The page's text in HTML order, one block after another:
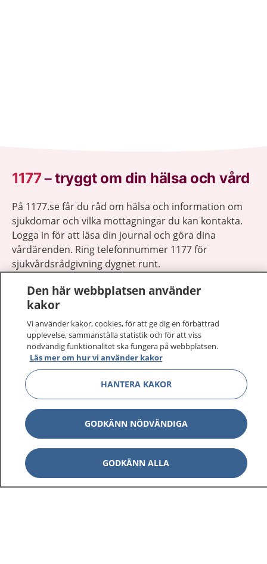
1177–tryggt om din hälsa och vård
På 1177.se får du råd om hälsa och information om
sjukdomar och vilka mottagningar du kan kontakta.
Logga in för att läsa din journal och göra dina
vårdärenden. Ring telefonnummer 1177 för
sjukvårdsrådgivning dygnet runt.
1177 på flera språk
Om 1177 Visa
Kontakt Visa
Behandling av personuppgifter
Den här webbplatsen använder
kakor
Vi använder kakor, cookies, för att ge dig en förbättrad
upplevelse, sammanställa statistik och för att viss
nödvändig funktionalitet ska fungera på webbplatsen.
Läs mer om hur vi använder kakor
HANTERA KAKOR
GODKÄNN NÖDVÄNDIGA
GODKÄNN ALLA